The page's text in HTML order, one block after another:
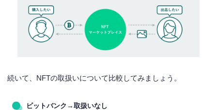
続いて、NFTの取扱いについて比較してみましょう。
ビットバンク→取扱いなし